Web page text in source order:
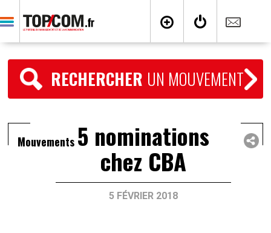
RECHERCHER UN MOUVEMENT
Mouvements 5 nominations
chez CBA
5 FÉVRIER 2018